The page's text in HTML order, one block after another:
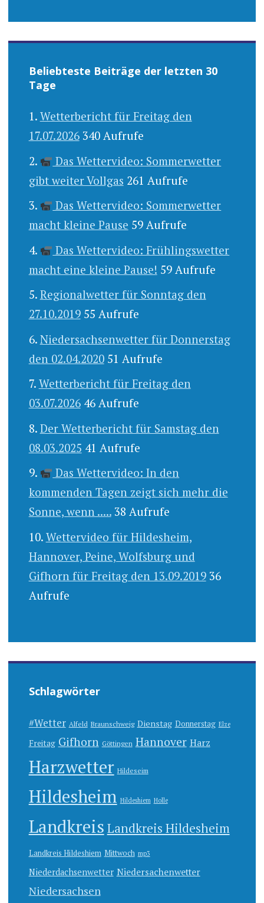
Beliebteste Beiträge der letzten 30
Tage
Wetterbericht für Freitag den
17.07.2026 340 Aufrufe
Das Wettervideo: Sommerwetter
gibt weiter Vollgas 261 Aufrufe
Das Wettervideo: Sommerwetter
macht kleine Pause 59 Aufrufe
Das Wettervideo: Frühlingswetter
macht eine kleine Pause! 59 Aufrufe
Regionalwetter für Sonntag den
27.10.2019 55 Aufrufe
Niedersachsenwetter für Donnerstag
den 02.04.2020 51 Aufrufe
Wetterbericht für Freitag den
03.07.2026 46 Aufrufe
Der Wetterbericht für Samstag den
08.03.2025 41 Aufrufe
Das Wettervideo: In den
kommenden Tagen zeigt sich mehr die
Sonne, wenn ..... 38 Aufrufe
Wettervideo für Hildesheim,
Hannover, Peine, Wolfsburg und
Gifhorn für Freitag den 13.09.2019 36
Aufrufe
Schlagwörter
#Wetter Alfeld Braunschweig Dienstag Donnerstag Elze
Freitag Gifhorn Göttingen Hannover Harz
Harzwetter Hildeseim
Hildesheim Hildeshiem Holle
Landkreis Landkreis Hildesheim
Landkreis Hildeshiem Mittwoch mp3
Niederdachsenwetter Niedersachenwetter
Niedersachsen